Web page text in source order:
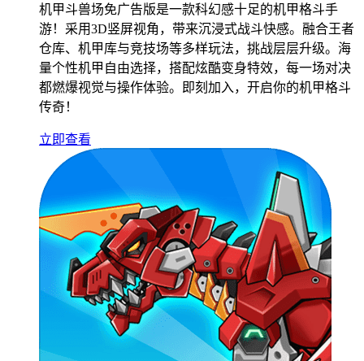
机甲斗兽场免广告版是一款科幻感十足的机甲格斗手
游！采用3D竖屏视角，带来沉浸式战斗快感。融合王者
仓库、机甲库与竞技场等多样玩法，挑战层层升级。海
量个性机甲自由选择，搭配炫酷变身特效，每一场对决
都燃爆视觉与操作体验。即刻加入，开启你的机甲格斗
传奇！
立即查看